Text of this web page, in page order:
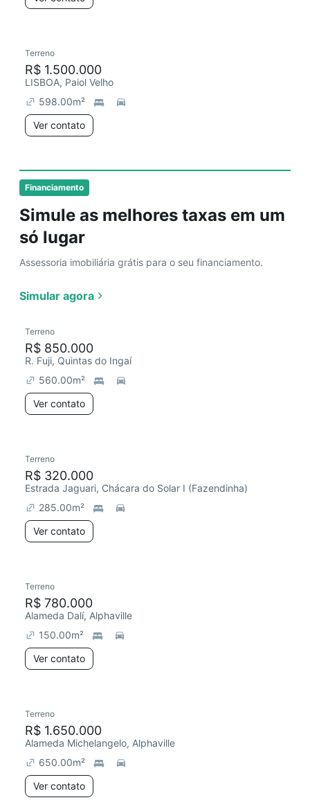
Financiamento
Simule as melhores taxas em um
só lugar
Assessoria imobiliária grátis para o seu financiamento.
Simular agora
Terreno
R$ 1.500.000
LISBOA, Paiol Velho
598.00m²
Ver contato
Terreno
R$ 850.000
R. Fuji, Quintas do Ingaí
560.00m²
Ver contato
Terreno
R$ 320.000
Estrada Jaguari, Chácara do Solar I (Fazendinha)
285.00m²
Ver contato
Terreno
R$ 780.000
Alameda Dalí, Alphaville
150.00m²
Ver contato
Terreno
R$ 1.650.000
Alameda Michelangelo, Alphaville
650.00m²
Ver contato